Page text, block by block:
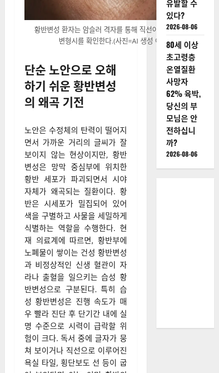
황반변성 환자는 암슬러 격자를 통해 직선이 휘어져 보이는
변형시를 확인한다.(사진=AI 생성 이미지)
단순 노안으로 오해
하기 쉬운 황반변성
의 왜곡 기전
노안은 수정체의 탄력이 떨어지
면서 가까운 거리의 글씨가 잘
보이지 않는 현상이지만, 황반
변성은 망막 중심부에 위치한
황반 세포가 파괴되면서 시야
자체가 왜곡되는 질환이다. 황
반은 시세포가 밀집되어 있어
색을 구별하고 사물을 세밀하게
식별하는 역할을 수행한다. 현
재 의료계에 따르면, 황반부에
노폐물이 쌓이는 건성 황반변성
과 비정상적인 신생 혈관이 자
라나 출혈을 일으키는 습성 황
반변성으로 구분된다. 특히 습
성 황반변성은 진행 속도가 매
우 빨라 진단 후 단기간 내에 실
명 수준으로 시력이 급락할 위
험이 크다. 독서 중에 글자가 뭉
쳐 보이거나 직선으로 이루어진
욕실 타일, 횡단보도 선 등이 굽
유발할 수
있다?
2026-08-06
80세 이상
초고령층
온열질환
사망자
62% 육박,
당신의 부
모님은 안
전하십니
까?
2026-08-06